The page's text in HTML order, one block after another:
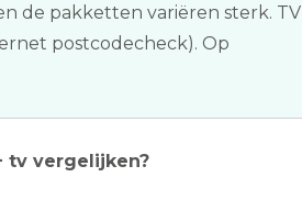
de pakketten variëren sterk. TV
postcodecheck). Op
tv vergelijken?